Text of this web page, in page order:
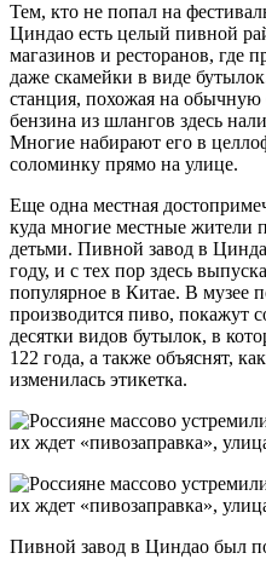
Тем, кто не попал на
Циндао есть целый пивной
магазинов и ресторанов, где
даже скамейки в виде
станция, похожая на обычную
бензина из шлангов здесь
Многие набирают его в
соломинку прямо на улице.
Еще одна местная
куда многие местные жители
детьми. Пивной завод в
году, и с тех пор здесь
популярное в Китае. В музее
производится пиво, покажут
десятки видов бутылок, в
122 года, а также объяснят,
изменилась этикетка.
Пивной завод в Циндао был